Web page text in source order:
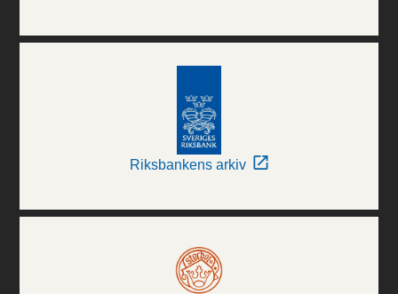
Riksbankens arkiv